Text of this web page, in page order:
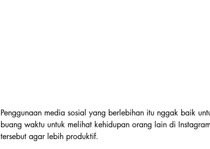
Penggunaan media sosial yang berlebihan itu nggak baik
buang waktu untuk melihat kehidupan orang lain di
tersebut agar lebih produktif.